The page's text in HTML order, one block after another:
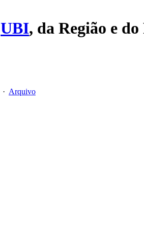
UBI, da Região e do
· Arquivo